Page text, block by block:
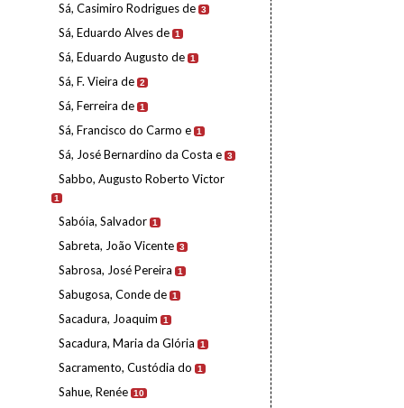
Sá, Casimiro Rodrigues de 3
Sá, Eduardo Alves de 1
Sá, Eduardo Augusto de 1
Sá, F. Vieira de 2
Sá, Ferreira de 1
Sá, Francisco do Carmo e 1
Sá, José Bernardino da Costa e 3
Sabbo, Augusto Roberto Victor
1
Sabóia, Salvador 1
Sabreta, João Vicente 3
Sabrosa, José Pereira 1
Sabugosa, Conde de 1
Sacadura, Joaquim 1
Sacadura, Maria da Glória 1
Sacramento, Custódia do 1
Sahue, Renée 10